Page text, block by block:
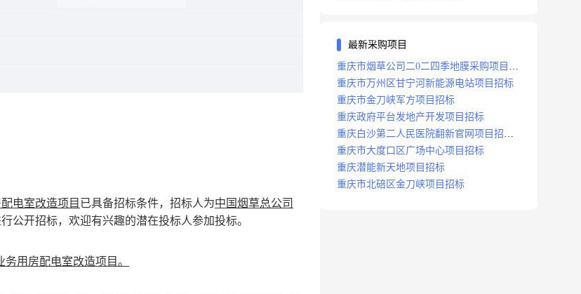
电室改造项目 已具备招标条件，招标人为中国烟草总公司
公开招标，欢迎有兴趣的潜在投标人参加投标。
用房配电室改造项目。
最新采购项目
重庆市烟草公司二0二四季地膜采购项目招
标公告
重庆市万州区甘宁河新能源电站项目招标
重庆市金刀峡军方项目招标
重庆政府平台发地产开发项目招标
重庆白沙第二人民医院翻新官网项目招标
公告
重庆市大度口区广场中心项目招标
重庆潜能新天地项目招标
重庆市北碚区金刀峡项目招标